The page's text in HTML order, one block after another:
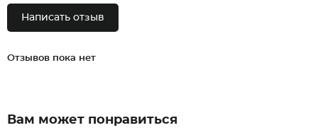
Написать отзыв
Отзывов пока нет
Вам может понравиться